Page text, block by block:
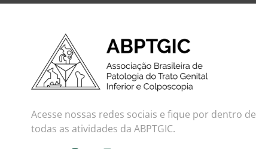
Acesse nossas redes sociais e fique por dentro de
todas as atividades da ABPTGIC.